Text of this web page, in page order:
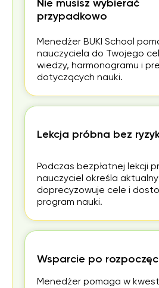
Nie musisz wybierać
przypadkowo
Menedżer BUKI School
nauczyciela do Twojego
wiedzy, harmonogramu i
dotyczących nauki.
Lekcja próbna bez
Podczas bezpłatnej lekcji
nauczyciel określa
doprecyzowuje cele i
program nauki.
Wsparcie po
Menedżer pomaga w